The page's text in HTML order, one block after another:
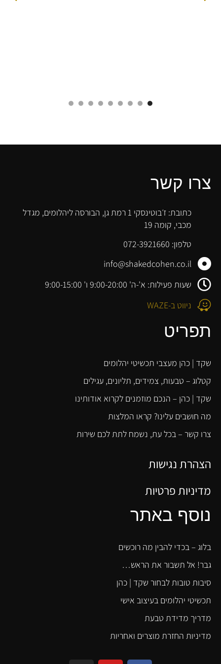
צרו קשר
כתובת: ז׳בוטינסקי 1 רמת גן, הבורסה ליהלומים, מגדל
מכבי, קומה 19
טלפון: 072-3921660
info@shakedcohen.co.il
שעות פעילות: א'-ה' 9:00-20:00 ו' 9:00-15:00
ניווט ב-WAZE
תפריט
שקד | כהן מעצבי תכשיטי יהלומים
קטלוג – טבעות, צמידים, תליונים, עגילים
שקד | כהן – הנכם מוזמנים לקרוא אודותינו
מה חושבים עלינו? קראו המלצות
צרו קשר – בכל עת, נשמח לתת לכם שירות
הצהרת נגישות
מדיניות פרטיות
נוסף באתר
בלוג – בכדי להבין מה רוכשים
גבר! אל תשבור את הראש…
סיבות טובות לבחור שקד | כהן
תכשיטי יהלומים בעיצוב אישי
מדריך מדידת טבעת
מדיניות החזרת מוצרים ואחריות